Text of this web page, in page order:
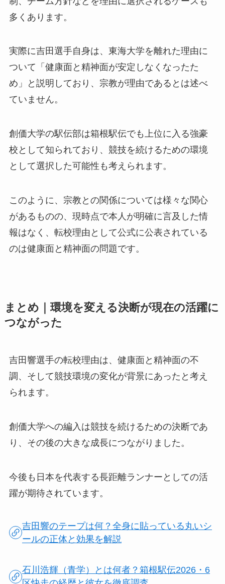
多くあります。
実際に吉田選手自身は、東海大学を離れた理由に
ついて「健康面と精神面が安定しなくなったた
め」と説明しており、宗教が理由であるとは述べ
ていません。
創価大学の駅伝部は箱根駅伝でも上位に入る強豪
校として知られており、競技を続けるための環境
として選択した可能性も考えられます。
このように、宗教との関係については様々な関心
があるものの、現時点で本人が明確に言及した情
報はなく、転校理由として公式に公表されている
のは健康面と精神面の問題です。
まとめ｜環境を変える決断が現在の活躍に
つながった
吉田響選手の転校理由は、健康面と精神面の不
調、そして競技環境の変化が背景にあったと考え
られます。
創価大学への編入は競技を続けるための決断であ
り、その後の大きな成長につながりました。
今後も日本を代表する長距離ランナーとしての活
躍が期待されています。
吉田響のテープは何？全身に貼っている丸いシ
ールの正体と効果を解説
石川浩輝（青学）とは何者？箱根駅伝2026・6